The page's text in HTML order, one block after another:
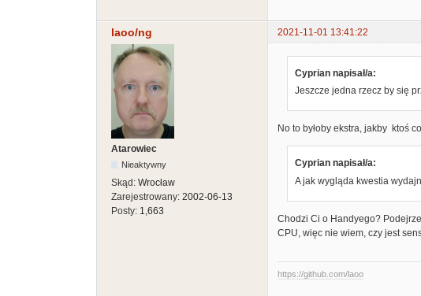
laoo/ng 2021-11-01 13:41:22
Atarowiec
Nieaktywny
Skąd: Wrocław
Zarejestrowany: 2002-06-13
Posty: 1,663
Cyprian napisał/a:
Jeszcze jedna rzecz by się
No to byłoby ekstra, jakby ktoś
Cyprian napisał/a:
A jak wygląda kwestia
Chodzi Ci o Handyego?
CPU, więc nie wiem, czy jest
https://github.com/laoo